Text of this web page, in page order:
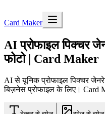
Card Maker
AIप्रोफाइल पिक्चर
फोटो | Card Maker
AI से यूनिक प्रोफाइल पिक्चर
बिज़नेस प्रोफाइल के लिए। Card